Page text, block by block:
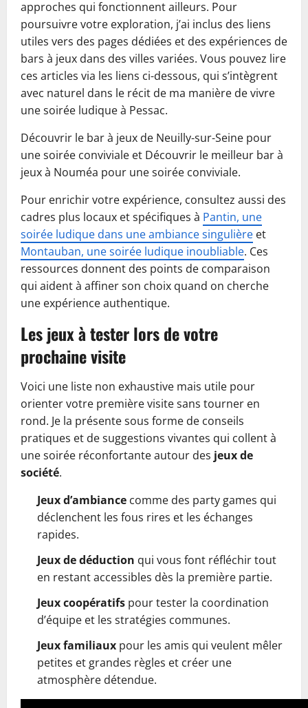
approches qui fonctionnent ailleurs. Pour
poursuivre votre exploration, j’ai inclus des liens
utiles vers des pages dédiées et des expériences de
bars à jeux dans des villes variées. Vous pouvez lire
ces articles via les liens ci-dessous, qui s’intègrent
avec naturel dans le récit de ma manière de vivre
une soirée ludique à Pessac.
Découvrir le bar à jeux de Neuilly-sur-Seine pour
une soirée conviviale et Découvrir le meilleur bar à
jeux à Nouméa pour une soirée conviviale.
Pour enrichir votre expérience, consultez aussi des
cadres plus locaux et spécifiques à Pantin, une
soirée ludique dans une ambiance singulière et
Montauban, une soirée ludique inoubliable. Ces
ressources donnent des points de comparaison
qui aident à affiner son choix quand on cherche
une expérience authentique.
Les jeux à tester lors de votre
prochaine visite
Voici une liste non exhaustive mais utile pour
orienter votre première visite sans tourner en
rond. Je la présente sous forme de conseils
pratiques et de suggestions vivantes qui collent à
une soirée réconfortante autour des jeux de
société.
Jeux d’ambiance comme des party games qui
déclenchent les fous rires et les échanges
rapides.
Jeux de déduction qui vous font réfléchir tout
en restant accessibles dès la première partie.
Jeux coopératifs pour tester la coordination
d’équipe et les stratégies communes.
Jeux familiaux pour les amis qui veulent mêler
petites et grandes règles et créer une
atmosphère détendue.